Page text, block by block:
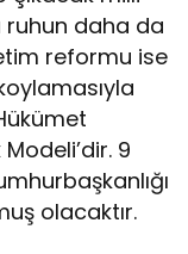
ruhun daha da
reformu ise
9
olacaktır.